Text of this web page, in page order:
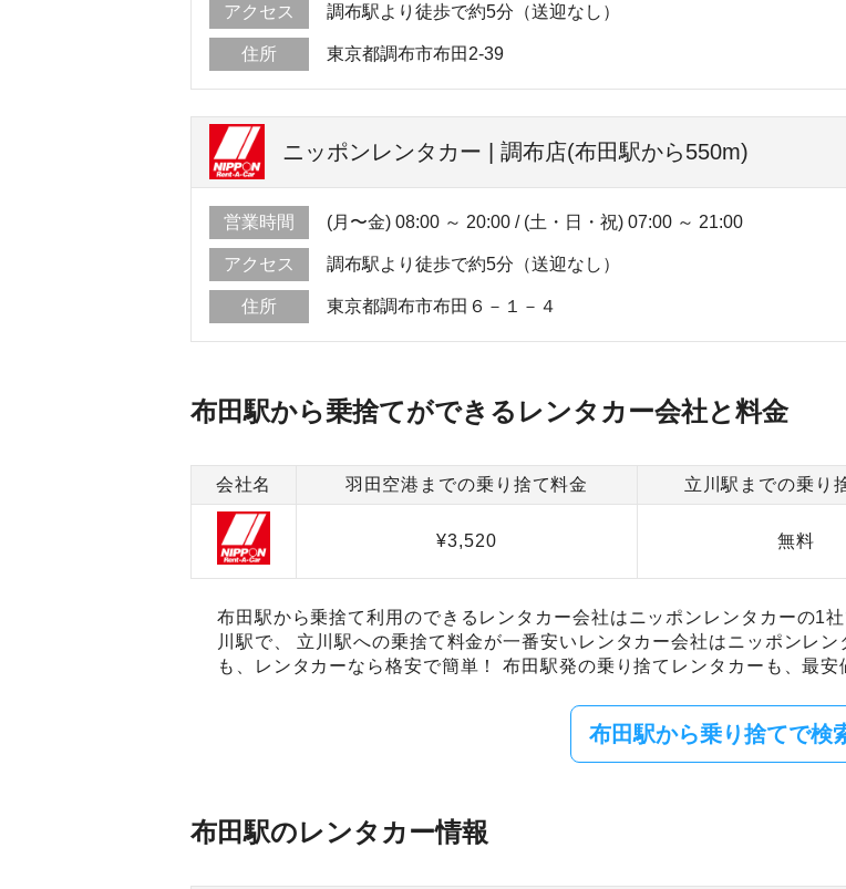
アクセス 調布駅より徒歩で約5分（送迎なし）
住所 東京都調布市布田2-39
ニッポンレンタカー | 調布店(布田駅から550m)
営業時間 (月〜金) 08:00 ～ 20:00 / (土・日・祝) 07:00 ～ 21:00
アクセス 調布駅より徒歩で約5分（送迎なし）
住所 東京都調布市布田６－１－４
布田駅から乗捨てができるレンタカー会社と料金
会社名 羽田空港までの乗り捨て料金 立川駅までの乗り
¥3,520 無料
布田駅から乗捨て利用のできるレンタカー会社はニッポンレンタカーの1
川駅で、 立川駅への乗捨て料金が一番安いレンタカー会社はニッポンレ
も、レンタカーなら格安で簡単！ 布田駅発の乗り捨てレンタカーも、最安
布田駅から乗り捨てで検
布田駅のレンタカー情報